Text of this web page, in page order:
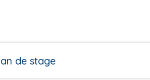
de stage